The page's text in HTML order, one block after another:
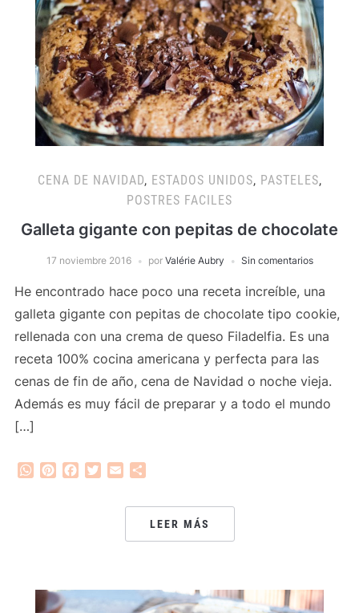
CENA DE NAVIDAD, ESTADOS UNIDOS, PASTELES,
POSTRES FACILES
Galleta gigante con pepitas de chocolate
17 noviembre 2016 por Valérie Aubry Sin comentarios
He encontrado hace poco una receta increíble, una
galleta gigante con pepitas de chocolate tipo cookie,
rellenada con una crema de queso Filadelfia. Es una
receta 100% cocina americana y perfecta para las
cenas de fin de año, cena de Navidad o noche vieja.
Además es muy fácil de preparar y a todo el mundo
[…]
WhatsApp
PinterestFacebook
Twitter
Email
LEER MÁS